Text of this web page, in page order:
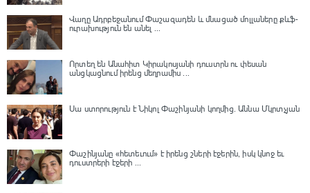
Վաղը Ադրբեջանում Փաշազադեն և մնացած մոլլաները քևֆ-
ուրախություն են անել ...
Որտեղ են Անահիտ Կիրակոսյանի դուստրն ու փեսան
անցկացնում իրենց մեղրամիս ...
Սա ստորություն է Նիկոլ Փաշինյանի կողմից․ Աննա Մկրտչյան
Փաշինյանը «հետեւում» է իրենց շների էջերին, իսկ կնոջ եւ
դուստրերի էջերի ...